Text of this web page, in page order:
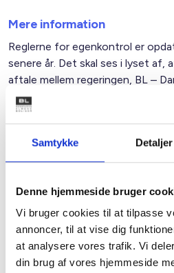
Samtykke Detaljer
Denne hjemmeside bruger
Vi bruger cookies til at tilpasse
annoncer, til at vise dig
at analysere vores trafik. Vi
din brug af vores hjemmeside
Mere information
Reglerne for egenkontrol er
senere år. Det skal ses i lyset af,
aftale mellem regeringen, BL –
KL om, at driften af den almene
2020 samlet set skal
Du kan få vejledning og
boligorganisationernes
Med venlig hilsen
Bent Madsen / Dorte Hjerrild